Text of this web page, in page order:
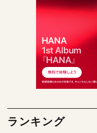
ランキング